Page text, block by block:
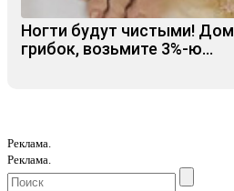
Ногти будут чистыми!
грибок, возьмите 3%-ю…
Реклама.
Реклама.